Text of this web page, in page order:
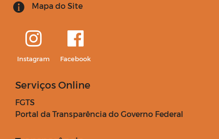
Mapa do Site
Instagram Facebook
Serviços Online
FGTS
Portal da Transparência do Governo Federal